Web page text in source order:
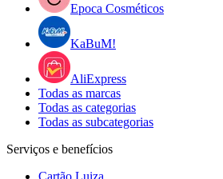
Epoca Cosméticos
KaBuM!
AliExpress
Todas as marcas
Todas as categorias
Todas as subcategorias
Serviços e benefícios
Cartão Luiza